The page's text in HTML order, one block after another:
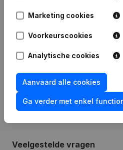
Datum Publicatie
21-04-2022
enz...)
Veelgestelde vragen
Marketing cookies
Voorkeurscookies
Analytische cookies
Aanvaard alle cookies
Ga verder met enkel